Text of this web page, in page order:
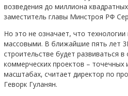
возведения до миллиона
заместитель главы Минстроя РФ
Но это не означает, что технологии
массовыми. В ближайшие пять лет
строительстве будет развиваться
коммерческих проектов – точечных
масштабах, считает директор по
Геворк Гуланян.